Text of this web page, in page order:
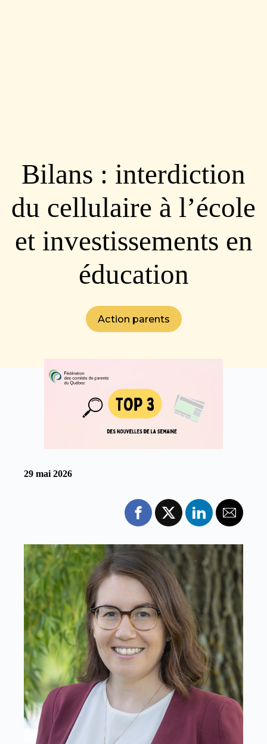
Bilans : interdiction
du cellulaire à l’école
et investissements en
éducation
Action parents
29 mai 2026